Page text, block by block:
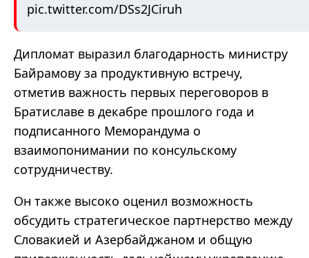
pic.twitter.com/DSs2JCiruh
Дипломат выразил благодарность министру
Байрамову за продуктивную встречу,
отметив важность первых переговоров в
Братиславе в декабре прошлого года и
подписанного Меморандума о
взаимопонимании по консульскому
сотрудничеству.
Он также высоко оценил возможность
обсудить стратегическое партнерство между
Словакией и Азербайджаном и общую